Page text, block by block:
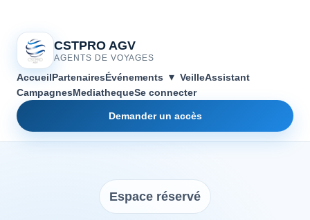
CSTPRO AGV
AGENTS DE VOYAGES
AccueilPartenairesÉvénements ▾ VeilleAssistant
CampagnesMediathequeSe connecter
Demander un accès
Espace réservé